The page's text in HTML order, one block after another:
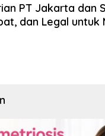
PT Jakarta dan
dan Legal untuk